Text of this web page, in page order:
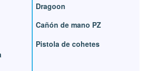
Dragoon
Cañón de mano PZ
Pistola de cohetes